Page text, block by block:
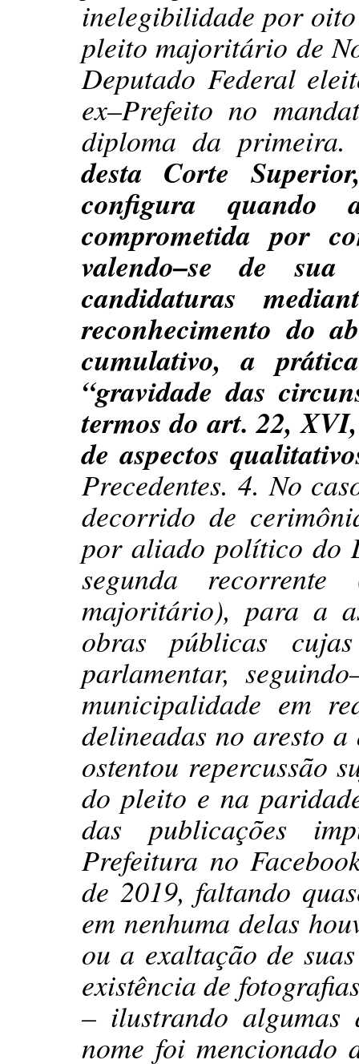
inelegibilidade por
pleito majoritário de
Deputado Federal
ex–Prefeito no
diploma da
desta Corte
configura quando
comprometida por
valendo–se de sua
candidaturas
reconhecimento do
cumulativo, a
“gravidade das
termos do art. 22,
de aspectos
Precedentes. 4. No
decorrido de
por aliado político do
segunda
majoritário), para a
obras públicas
parlamentar,
municipalidade em
delineadas no aresto
ostentou repercussão
do pleito e na
das publicações
Prefeitura no
de 2019, faltando
em nenhuma delas
ou a exaltação de
existência de
– ilustrando algumas
nome foi mencionado